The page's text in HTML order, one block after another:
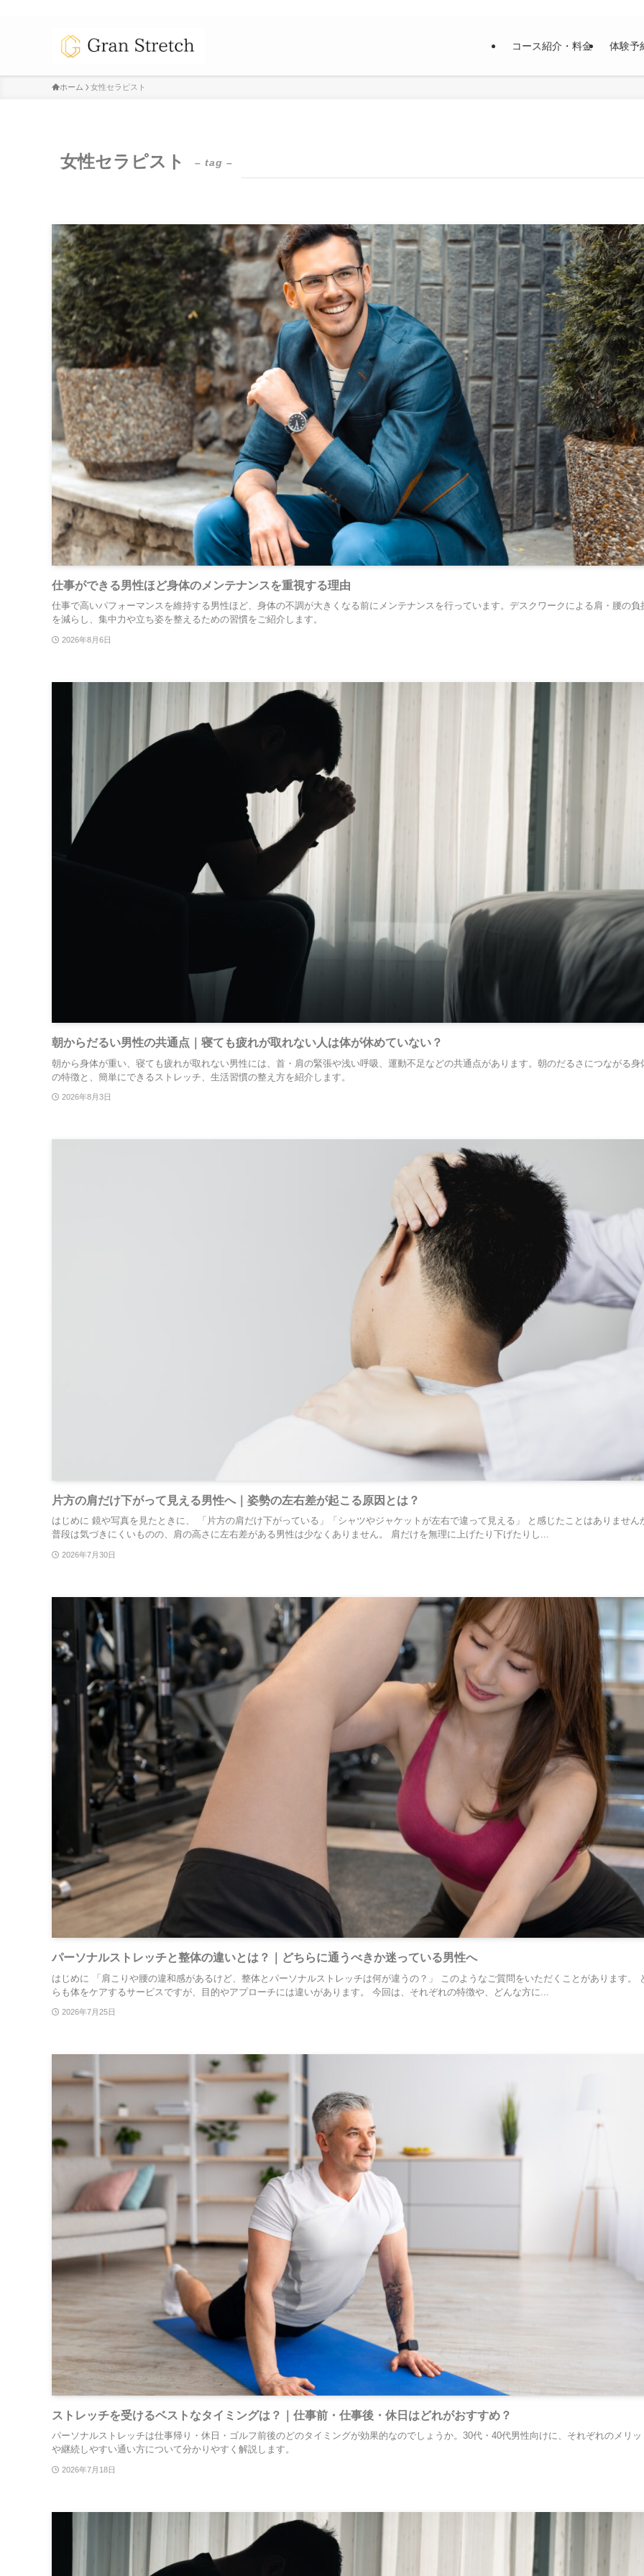
コース紹介・料金 体験予
ホーム 女性セラピスト
女性セラピスト – tag –
仕事ができる男性ほど身体のメンテナンスを重視する理由
仕事で高いパフォーマンスを維持する男性ほど、身体の不調が大きくなる前にメンテナンスを行っています。デスクワークによる肩・腰の負
を減らし、集中力や立ち姿を整えるための習慣をご紹介します。
2026年8月6日
朝からだるい男性の共通点｜寝ても疲れが取れない人は体が休めていない？
朝から身体が重い、寝ても疲れが取れない男性には、首・肩の緊張や浅い呼吸、運動不足などの共通点があります。朝のだるさにつながる身
の特徴と、簡単にできるストレッチ、生活習慣の整え方を紹介します。
2026年8月3日
片方の肩だけ下がって見える男性へ｜姿勢の左右差が起こる原因とは？
はじめに 鏡や写真を見たときに、 「片方の肩だけ下がっている」「シャツやジャケットが左右で違って見える」 と感じたことはありません
普段は気づきにくいものの、肩の高さに左右差がある男性は少なくありません。 肩だけを無理に上げたり下げたりし...
2026年7月30日
パーソナルストレッチと整体の違いとは？｜どちらに通うべきか迷っている男性へ
はじめに 「肩こりや腰の違和感があるけど、整体とパーソナルストレッチは何が違うの？」 このようなご質問をいただくことがあります。
らも体をケアするサービスですが、目的やアプローチには違いがあります。 今回は、それぞれの特徴や、どんな方に...
2026年7月25日
ストレッチを受けるベストなタイミングは？｜仕事前・仕事後・休日はどれがおすすめ？
パーソナルストレッチは仕事帰り・休日・ゴルフ前後のどのタイミングが効果的なのでしょうか。30代・40代男性向けに、それぞれのメリッ
や継続しやすい通い方について分かりやすく解説します。
2026年7月18日